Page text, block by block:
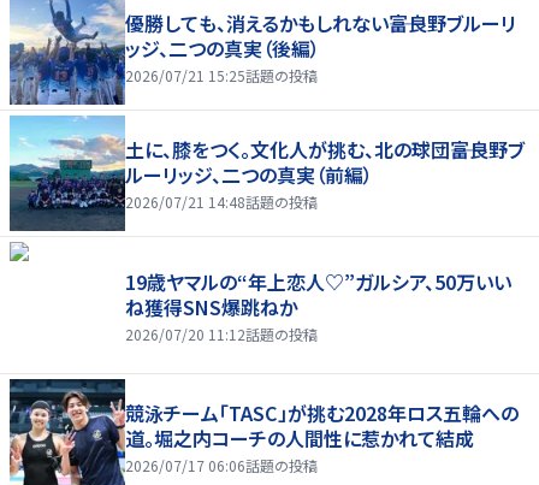
優勝しても、消えるかもしれない――富良野ブルーリ
ッジ、二つの真実（後編）
2026/07/21 15:25話題の投稿
土に、膝をつく。文化人が挑む、北の球団――富良野ブ
ルーリッジ、二つの真実（前編）
2026/07/21 14:48話題の投稿
19歳ヤマルの“年上恋人♡”ガルシア、50万いい
ね獲得SNS爆跳ねか
2026/07/20 11:12話題の投稿
競泳チーム「TASC」が挑む2028年ロス五輪への
道。堀之内コーチの人間性に惹かれて結成
2026/07/17 06:06話題の投稿